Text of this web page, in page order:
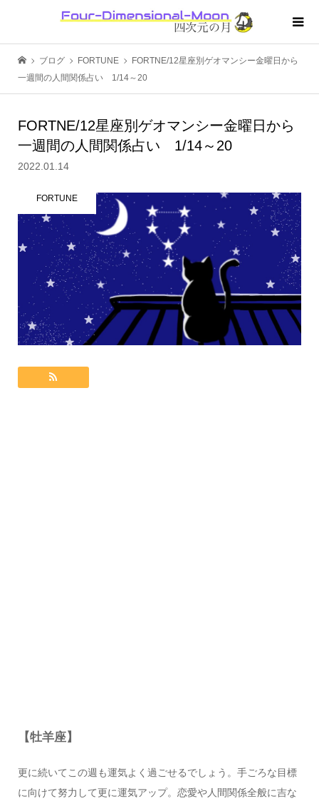
ブログ FORTUNE
FORTNE/12星座別ゲオマンシー金曜日から
一週間の人間関係占い 1/14～20
FORTNE/12星座別ゲオマンシー金曜日から
一週間の人間関係占い 1/14～20
2022.01.14
FORTUNE
【牡羊座】
更に続いてこの週も運気よく過ごせるでしょう。手ごろな目標
に向けて努力して更に運気アップ。恋愛や人間関係全般に吉な